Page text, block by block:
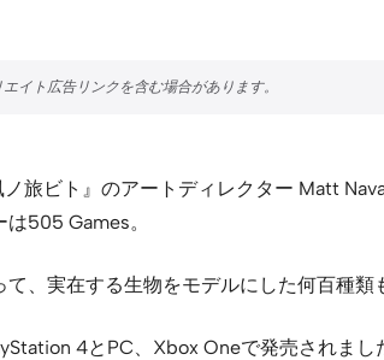
ノ旅ビト』のアートディレクター Matt
505 Games。
、実在する生物をモデルにした何百種
4とPC、Xbox Oneで発売されまし